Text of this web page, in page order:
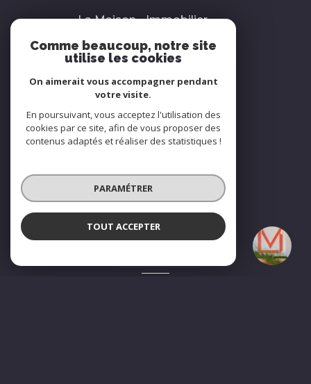
La Maison - Immobilier
La Maison - Immobilier
3 rue du Onze Novembre
93600Aulnay-sous-Bois
01 43 30 10 20
Nous suivre
Comme beaucoup, notre site
utilise les cookies
On aimerait vous accompagner pendant
votre visite.
En poursuivant, vous acceptez l'utilisation des
cookies par ce site, afin de vous proposer des
contenus adaptés et réaliser des statistiques !
PARAMÉTRER
TOUT ACCEPTER